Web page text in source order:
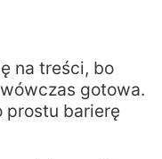
na treści, bo
gotowa.
prostu barierę